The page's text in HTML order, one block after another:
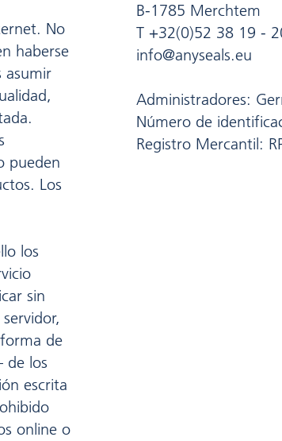
No
haberse
asumir
pueden
Los
los
sin
de
de los
escrita
online o
B-1785 Merchtem
T +32(0)52 38 19 -
info@anyseals.eu
Administradores:
Número de
Registro Mercantil: